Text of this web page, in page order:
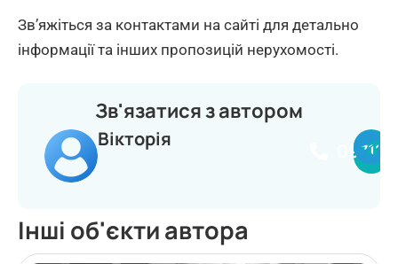
Зв’яжіться за контактами на сайті для детально
інформації та інших пропозицій нерухомості.
Зв'язатися з автором
Вікторія
Інші об'єкти автора